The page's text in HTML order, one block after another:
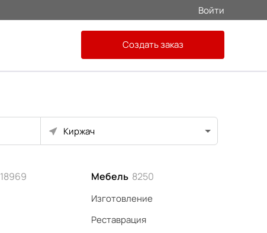
Войти
Создать заказ
Киржач
18969 Мебель 8250
Изготовление
Реставрация